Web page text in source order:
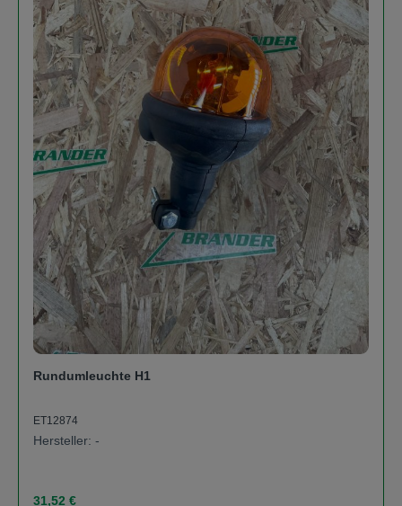
Rundumleuchte H1
ET12874
Hersteller: -
Regulärer Preis:
31,52 €